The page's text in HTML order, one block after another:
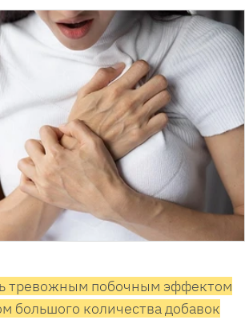
тревожным побочным эффектом
большого количества добавок